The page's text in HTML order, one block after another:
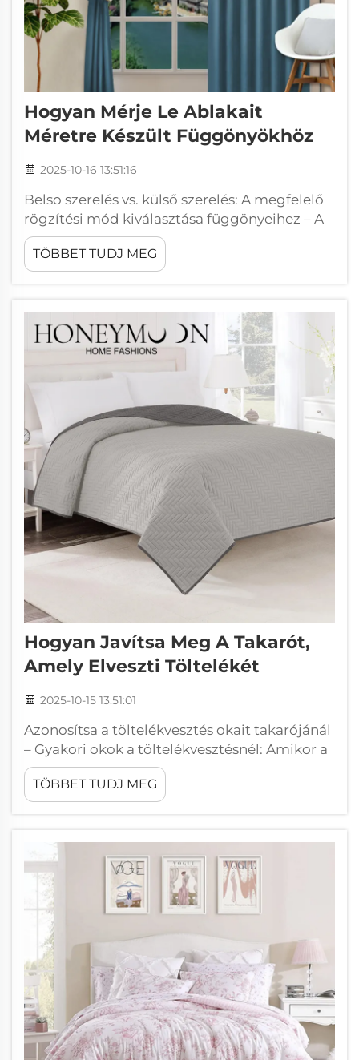
Hogyan Mérje Le Ablakait
Méretre Készült Függönyökhöz
2025-10-16 13:51:16
Belso szerelés vs. külső szerelés: A megfelelő
rögzítési mód kiválasztása függönyeihez – A
belső és külső szerelés közötti
kulcsfontosságú különbségek: Amikor az
ablakkeret belsejébe szerelik, ezek a
kölcsönöznek, amit sokan kedvelnek,
különösen amikor...
TÖBBET TUDJ MEG
Hogyan Javítsa Meg A Takarót,
Amely Elveszti Töltelékét
2025-10-15 13:51:01
Azonosítsa a töltelékvesztés okait takarójánál
– Gyakori okok a töltelékvesztésnél: Amikor a
töltelék elkezd eltűnni a takarókból, általában
azért történik, mert a belsejében lévő anyag
elmozdul, kiszivárog a megsérült varratokon,
TÖBBET TUDJ MEG